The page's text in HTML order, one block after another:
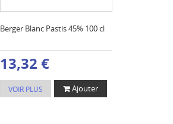
Berger Blanc Pastis 45% 100 cl
13,32 €
VOIR PLUS Ajouter